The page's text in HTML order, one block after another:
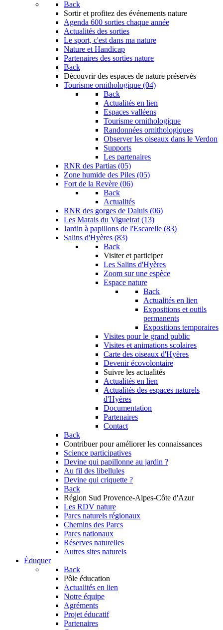
Back
Sortir et profitez des événements nature
Agenda 600 sorties chaque année
Actualités des sorties
Le sport, c'est dans ma nature
Nature et Handicap
Partenaires des sorties nature
Back
Découvrir des espaces de nature préservés
Tourisme ornithologique (04)
Back
Actualités en lien
Espaces valléens
Tourisme ornithologique
Randonnées ornithologiques
Observer les oiseaux dans le Verdon
Supports
Les partenaires
RNR des Partias (05)
Zone humide des Piles (05)
Fort de la Revère (06)
Back
Actualités
RNR des gorges de Daluis (06)
Les Marais du Vigueirat (13)
Jardin à papillons de l'Escarelle (83)
Salins d'Hyères (83)
Back
Visiter et participer
Les Salins d'Hyères
Zoom sur une espèce
Espace nature
Back
Actualités en lien
Expositions et outils
permanents
Expositions temporaires
Visites pour le grand public
Visites et animations scolaires
Carte des oiseaux d'Hyères
Devenir écovolontaire
Suivre les actualités
Actualités en lien
Actualités des espaces naturels
d'Hyères
Documentation
Partenaires
Contact
Back
Contribuer pour améliorer les connaissances
Science participatives
Devine qui papillonne au jardin ?
Au fil des libellules
Devine qui criquette ?
Back
Région Sud Provence-Alpes-Côte d'Azur
Les RDV nature
Parcs naturels régionaux
Chemins des Parcs
Parcs nationaux
Réserves naturelles
Autres sites naturels
Éduquer
Back
Pôle éducation
Actualités en lien
Notre équipe
Agréments
Projet éducatif
Partenaires